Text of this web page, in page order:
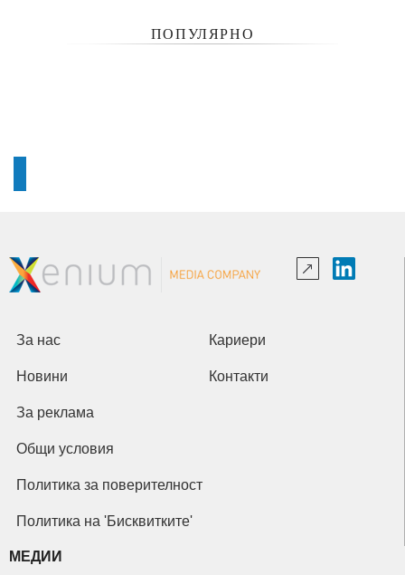
ПОПУЛЯРНО
За нас Кариери
Новини Контакти
За реклама
Общи условия
Политика за поверителност
Политика на 'Бисквитките'
МЕДИИ